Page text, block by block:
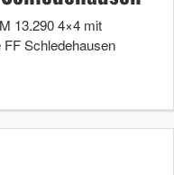
13.290 4×4 mit
FF Schledehausen